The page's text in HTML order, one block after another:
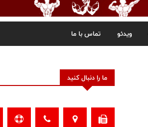
ویدئو تماس با ما
ما را دنبال کنید